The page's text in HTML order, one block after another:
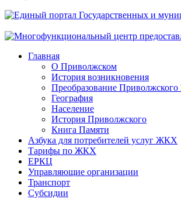
Главная
О Приволжском
История возникновения
Преобразование
География
Население
История Приволжского
Книга Памяти
Азбука для потребителей услуг ЖКХ
Тарифы по ЖКХ
ЕРКЦ
Управляющие организации
Транспорт
Субсидии